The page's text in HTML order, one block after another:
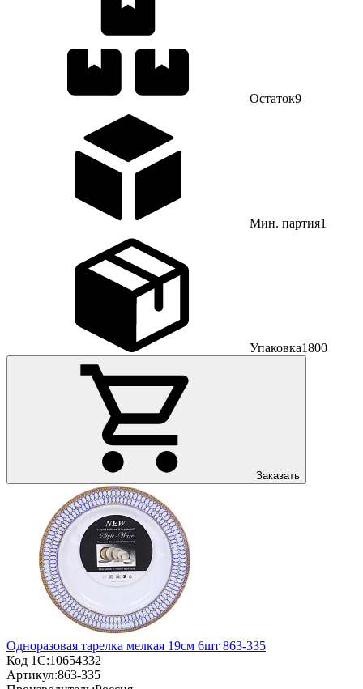
Остаток9
Мин. партия1
Упаковка1800
Заказать
Одноразовая тарелка мелкая 19см 6шт 863-335
Код 1С:10654332
Артикул:863-335